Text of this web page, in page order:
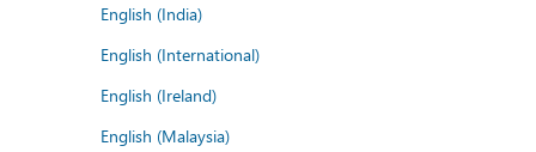
English (India)
English (International)
English (Ireland)
English (Malaysia)